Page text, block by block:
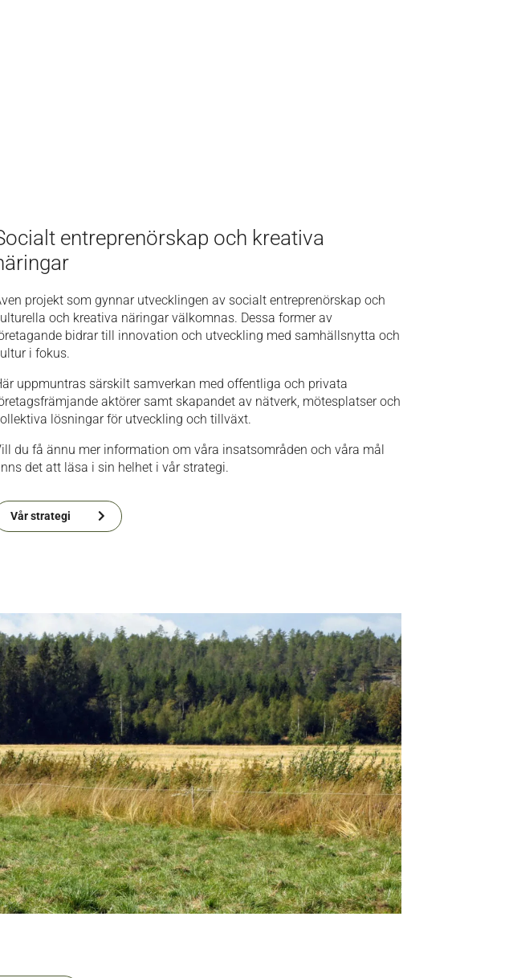
entreprenörskap och kreativa
projekt som gynnar utvecklingen av socialt entreprenörskap och
och kreativa näringar välkomnas. Dessa former av
bidrar till innovation och utveckling med samhällsnytta och
i fokus.
uppmuntras särskilt samverkan med offentliga och privata
aktörer samt skapandet av nätverk, mötesplatser och
lösningar för utveckling och tillväxt.
du få ännu mer information om våra insatsområden och våra mål
det att läsa i sin helhet i vår strategi.
Vår strategi